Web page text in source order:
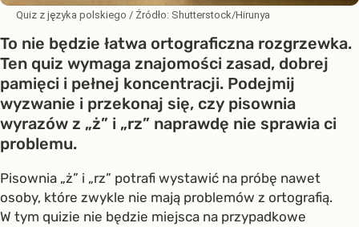
Quiz z języka polskiego / Źródło: Shutterstock/Hirunya
To nie będzie łatwa ortograficzna rozgrzewka.
Ten quiz wymaga znajomości zasad, dobrej
pamięci i pełnej koncentracji. Podejmij
wyzwanie i przekonaj się, czy pisownia
wyrazów z „ż” i „rz” naprawdę nie sprawia ci
problemu.
Pisownia „ż” i „rz” potrafi wystawić na próbę nawet
osoby, które zwykle nie mają problemów z ortografią.
W tym quizie nie będzie miejsca na przypadkowe